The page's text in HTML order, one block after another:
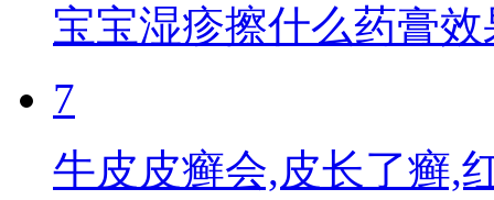
宝宝湿疹擦什么药膏
7
牛皮皮癣会,皮长了癣,